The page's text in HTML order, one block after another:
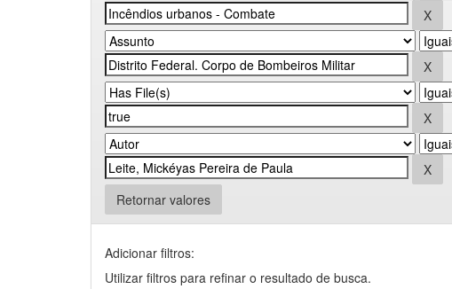
Retornar valores
Adicionar filtros:
Utilizar filtros para refinar o resultado de busca.